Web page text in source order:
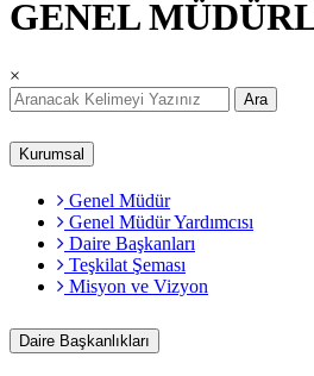
GENEL
×
Ara
Kurumsal
Genel Müdür
Genel Müdür Yardımcısı
Daire Başkanları
Teşkilat Şeması
Misyon ve Vizyon
Daire Başkanlıkları